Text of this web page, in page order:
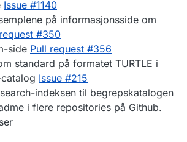
Issue #1140
på informasjonsside om
#350
side Pull request #356
standard på formatet TURTLE i
Issue #215
indeksen til begrepskatalogen
i flere repositories på Github.